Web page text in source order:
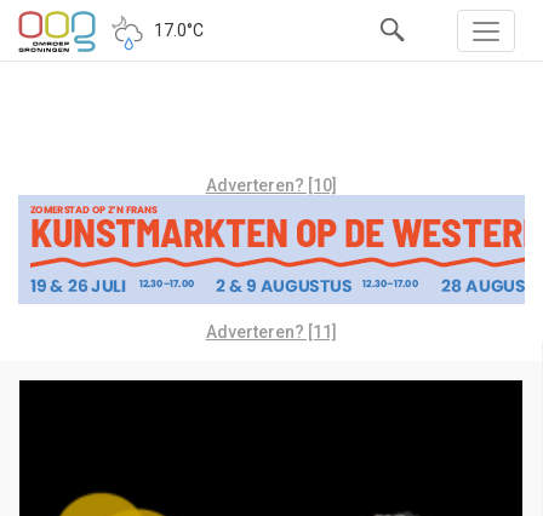
17.0°C
Adverteren? [10]
Adverteren? [11]